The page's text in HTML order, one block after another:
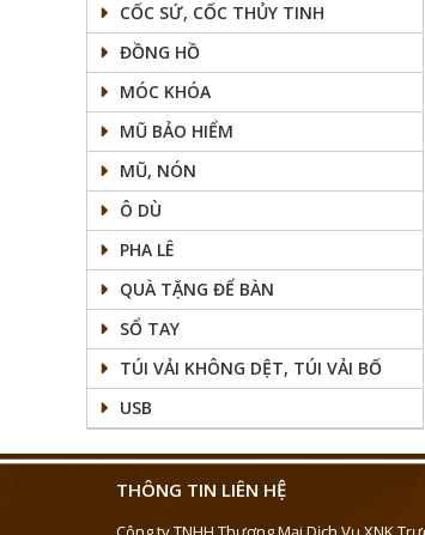
CỐC SỨ, CỐC THỦY TINH
ĐỒNG HỒ
MÓC KHÓA
MŨ BẢO HIỂM
MŨ, NÓN
Ô DÙ
PHA LÊ
QUÀ TẶNG ĐỂ BÀN
SỔ TAY
TÚI VẢI KHÔNG DỆT, TÚI VẢI BỐ
USB
THÔNG TIN LIÊN HỆ